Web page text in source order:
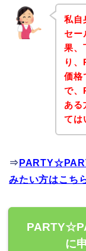
私自
セー
果、
り
価格
で、
ある
ては
⇒
みたい方はこち
に